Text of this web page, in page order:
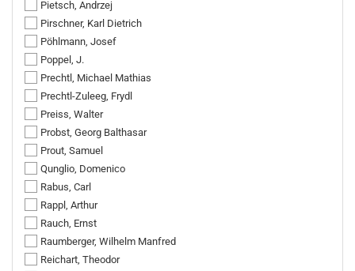
Pietsch, Andrzej
Pirschner, Karl Dietrich
Pöhlmann, Josef
Poppel, J.
Prechtl, Michael Mathias
Prechtl-Zuleeg, Frydl
Preiss, Walter
Probst, Georg Balthasar
Prout, Samuel
Qunglio, Domenico
Rabus, Carl
Rappl, Arthur
Rauch, Ernst
Raumberger, Wilhelm Manfred
Reichart, Theodor